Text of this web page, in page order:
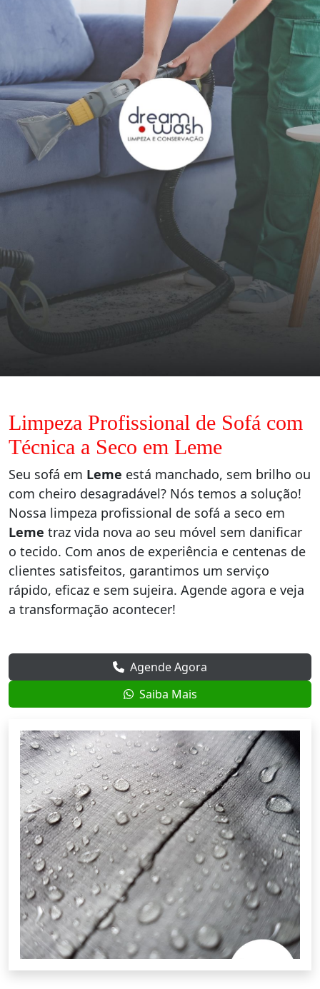
Limpeza Profissional de Sofá com
Técnica a Seco em Leme
Seu sofá em Leme está manchado, sem brilho ou
com cheiro desagradável? Nós temos a solução!
Nossa limpeza profissional de sofá a seco em
Leme traz vida nova ao seu móvel sem danificar
o tecido. Com anos de experiência e centenas de
clientes satisfeitos, garantimos um serviço
rápido, eficaz e sem sujeira. Agende agora e veja
a transformação acontecer!
Agende Agora
Saiba Mais